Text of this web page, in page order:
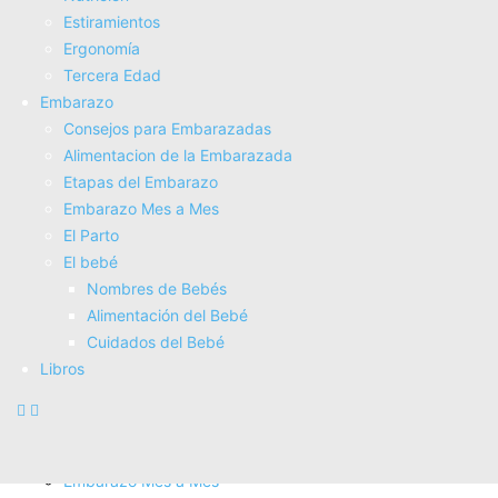
Estiramientos
Ergonomí­a
Tercera Edad
Embarazo
Consejos para Embarazadas
Alimentacion de la Embarazada
Etapas del Embarazo
Embarazo Mes a Mes
El Parto
El bebé
Nombres de Bebés
Alimentación del Bebé
Cuidados del Bebé
Libros
Tienda Bebes
Fisioterapia
Electroterapia
Tratamientos
Masajes
SUPERALIMENTOS
Salud
Consejos sobre salud
Actividad Fí­sica
Nutrición
Estiramientos
Ergonomí­a
Tercera Edad
Embarazo
Embarazo Mes a Mes